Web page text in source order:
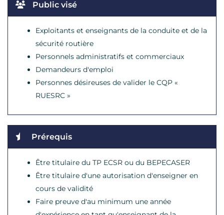
Public visé
Exploitants et enseignants de la conduite et de la
sécurité routière
Personnels administratifs et commerciaux
Demandeurs d'emploi
Personnes désireuses de valider le CQP «
RUESRC »
Prérequis
Être titulaire du TP ECSR ou du BEPECASER
Être titulaire d'une autorisation d'enseigner en
cours de validité
Faire preuve d'au minimum une année